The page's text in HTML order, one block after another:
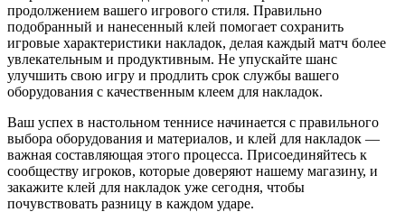
продолжением вашего игрового стиля. Правильно
подобранный и нанесенный клей помогает сохранить
игровые характеристики накладок, делая каждый матч более
увлекательным и продуктивным. Не упускайте шанс
улучшить свою игру и продлить срок службы вашего
оборудования с качественным клеем для накладок.
Ваш успех в настольном теннисе начинается с правильного
выбора оборудования и материалов, и клей для накладок —
важная составляющая этого процесса. Присоединяйтесь к
сообществу игроков, которые доверяют нашему магазину, и
закажите клей для накладок уже сегодня, чтобы
почувствовать разницу в каждом ударе.